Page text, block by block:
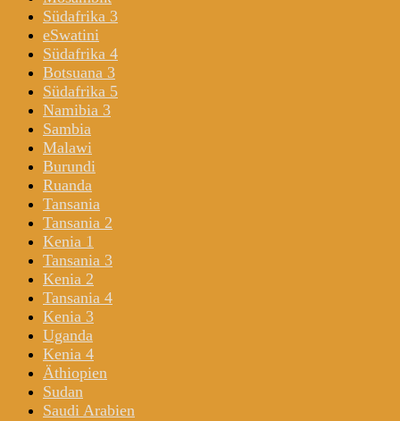
Südafrika 3
eSwatini
Südafrika 4
Botsuana 3
Südafrika 5
Namibia 3
Sambia
Malawi
Burundi
Ruanda
Tansania
Tansania 2
Kenia 1
Tansania 3
Kenia 2
Tansania 4
Kenia 3
Uganda
Kenia 4
Äthiopien
Sudan
Saudi Arabien